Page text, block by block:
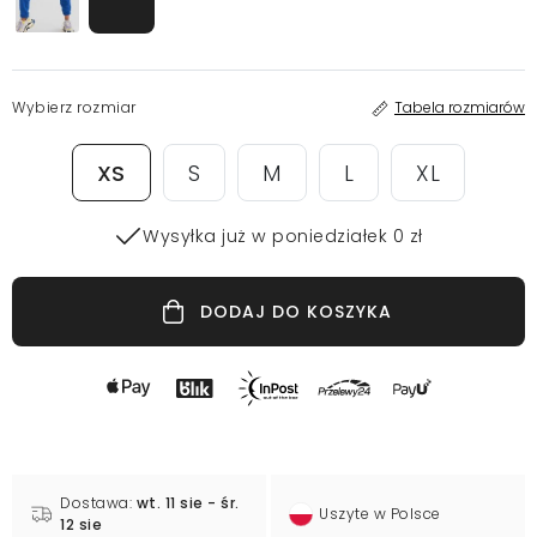
Wybierz rozmiar Tabela rozmiarów
XS S M L XL
Wysyłka już w poniedziałek 0 zł
DODAJ DO KOSZYKA
Dostawa: wt. 11 sie - śr.
12 sie
Uszyte w Polsce